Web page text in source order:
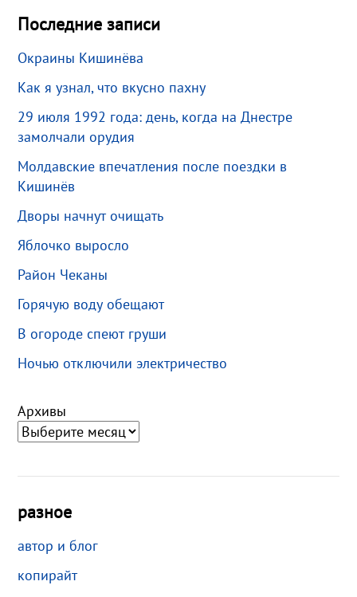
Последние записи
Окраины Кишинёва
Как я узнал, что вкусно пахну
29 июля 1992 года: день, когда на Днестре
замолчали орудия
Молдавские впечатления после поездки в
Кишинёв
Дворы начнут очищать
Яблочко выросло
Район Чеканы
Горячую воду обещают
В огороде спеют груши
Ночью отключили электричество
Архивы
разное
автор и блог
копирайт